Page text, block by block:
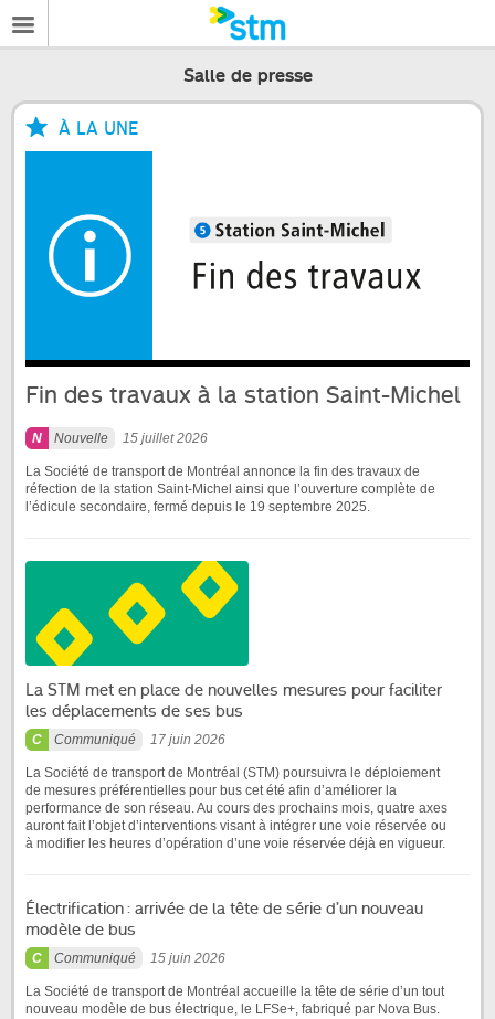
Salle de presse
À LA UNE
Fin des travaux à la station Saint-Michel
Nouvelle 15 juillet 2026
La Société de transport de Montréal annonce la fin des travaux de
réfection de la station Saint-Michel ainsi que l’ouverture complète de
l’édicule secondaire, fermé depuis le 19 septembre 2025.
La STM met en place de nouvelles mesures pour faciliter
les déplacements de ses bus
Communiqué 17 juin 2026
La Société de transport de Montréal (STM) poursuivra le déploiement
de mesures préférentielles pour bus cet été afin d’améliorer la
performance de son réseau. Au cours des prochains mois, quatre axes
auront fait l’objet d’interventions visant à intégrer une voie réservée ou
à modifier les heures d’opération d’une voie réservée déjà en vigueur.
Électrification : arrivée de la tête de série d’un nouveau
modèle de bus
Communiqué 15 juin 2026
La Société de transport de Montréal accueille la tête de série d’un tout
nouveau modèle de bus électrique, le LFSe+, fabriqué par Nova Bus.